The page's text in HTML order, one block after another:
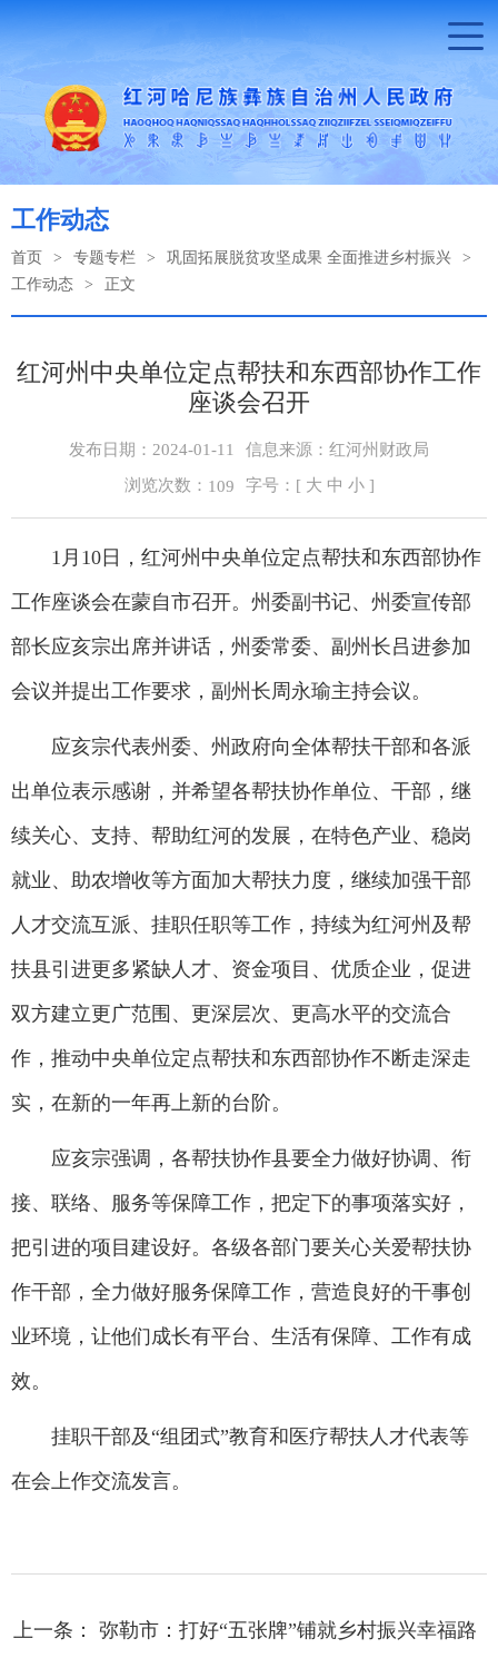
工作动态
首页 > 专题专栏 > 巩固拓展脱贫攻坚成果 全面推进乡村振兴
>
工作动态
> 正文
红河州中央单位定点帮扶和东西部协作工作
座谈会召开
发布日期：2024-01-11
信息来源：红河州财政局
浏览次数： 109 字号：[ 大 中 小]
1月10日，红河州中央单位定点帮扶和东西部协作
工作座谈会在蒙自市召开。州委副书记、州委宣传部
部长应亥宗出席并讲话，州委常委、副州长吕进参加
会议并提出工作要求，副州长周永瑜主持会议。
应亥宗代表州委、州政府向全体帮扶干部和各派
出单位表示感谢，并希望各帮扶协作单位、干部，继
续关心、支持、帮助红河的发展，在特色产业、稳岗
就业、助农增收等方面加大帮扶力度，继续加强干部
人才交流互派、挂职任职等工作，持续为红河州及帮
扶县引进更多紧缺人才、资金项目、优质企业，促进
双方建立更广范围、更深层次、更高水平的交流合
作，推动中央单位定点帮扶和东西部协作不断走深走
实，在新的一年再上新的台阶。
应亥宗强调，各帮扶协作县要全力做好协调、衔
接、联络、服务等保障工作，把定下的事项落实好，
把引进的项目建设好。各级各部门要关心关爱帮扶协
作干部，全力做好服务保障工作，营造良好的干事创
业环境，让他们成长有平台、生活有保障、工作有成
效。
挂职干部及“组团式”教育和医疗帮扶人才代表等
在会上作交流发言。
上一条： 弥勒市：打好“五张牌”铺就乡村振兴幸福路